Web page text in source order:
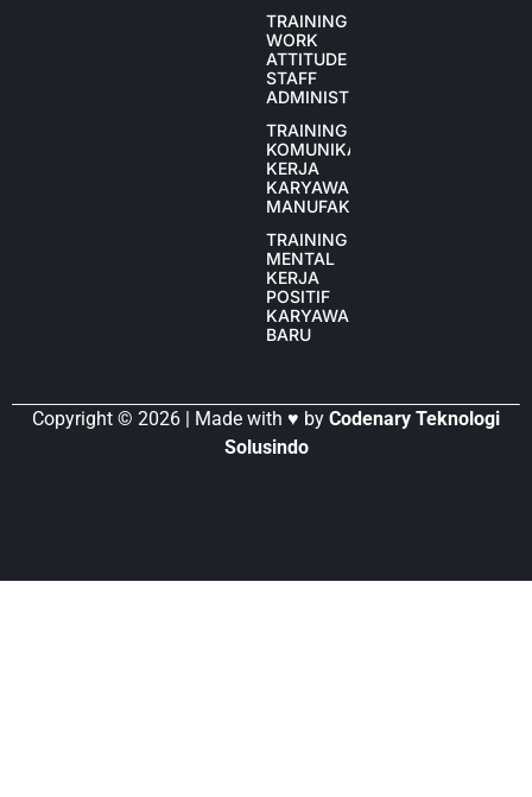
TRAINING
WORK
ATTITUDE
STAFF
ADMINISTRASI
TRAINING
KOMUNIKASI
KERJA
KARYAWAN
MANUFAKTUR
TRAINING
MENTAL
KERJA
POSITIF
KARYAWAN
BARU
Copyright © 2026 | Made with ♥ by Codenary Teknologi
Solusindo